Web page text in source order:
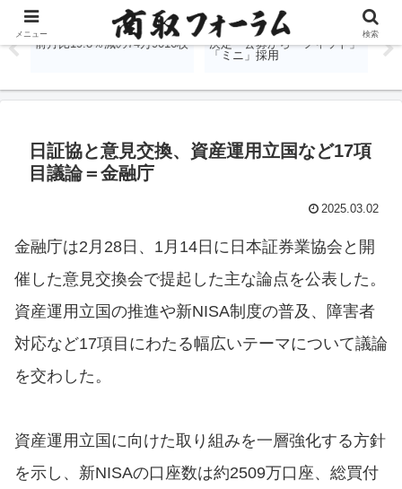
国内商品先物、7月出来高は
前月比19.8％減の74万9016枚
堂島取引所、金銀白金の愛称
決定 公募から「フィット」
「ミニ」採用
表
す
日証協と意見交換、資産運用立国など17項
目議論＝金融庁
2025.03.02
金融庁は2月28日、1月14日に日本証券業協会と開
催した意見交換会で提起した主な論点を公表した。
資産運用立国の推進や新NISA制度の普及、障害者
対応など17項目にわたる幅広いテーマについて議論
を交わした。
資産運用立国に向けた取り組みを一層強化する方針
を示し、新NISAの口座数は約2509万口座、総買付
メニュー 検索